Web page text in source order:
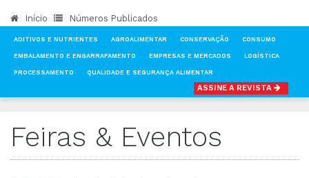
Início Números Publicados
ADITIVOS E NUTRIENTES AGROALIMENTAR CONSERVAÇÃO CONSUMO
EMBALAMENTO E ENGARRAFAMENTO EMPRESAS E MERCADOS LOGÍSTICA
PROCESSAMENTO QUALIDADE E SEGURANÇA ALIMENTAR
ASSINE A REVISTA
Feiras & Eventos